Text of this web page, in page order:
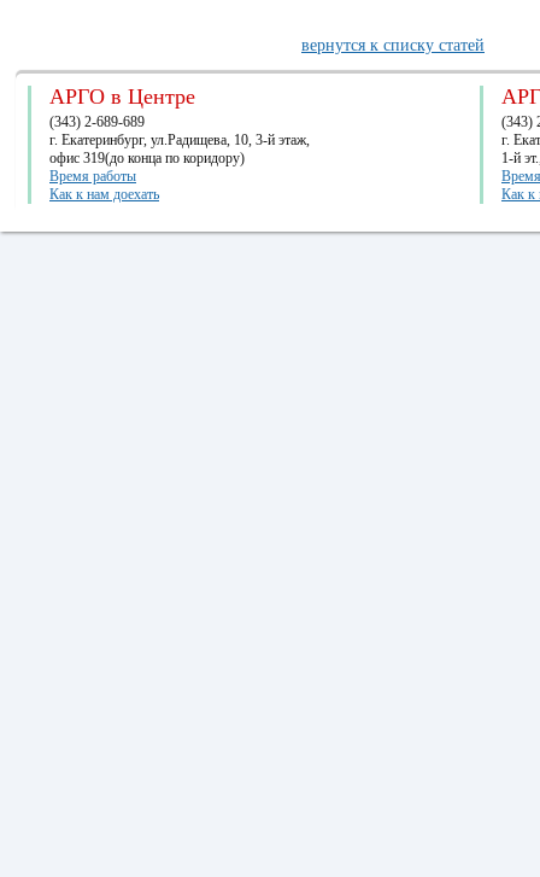
вернутся к списку статей
АРГО в Центре
(343) 2-689-689
г. Екатеринбург, ул.Радищева, 10, 3-й этаж,
офис 319(до конца по коридору)
Время работы
Как к нам доехать
(343)
г.
1-й
Как к